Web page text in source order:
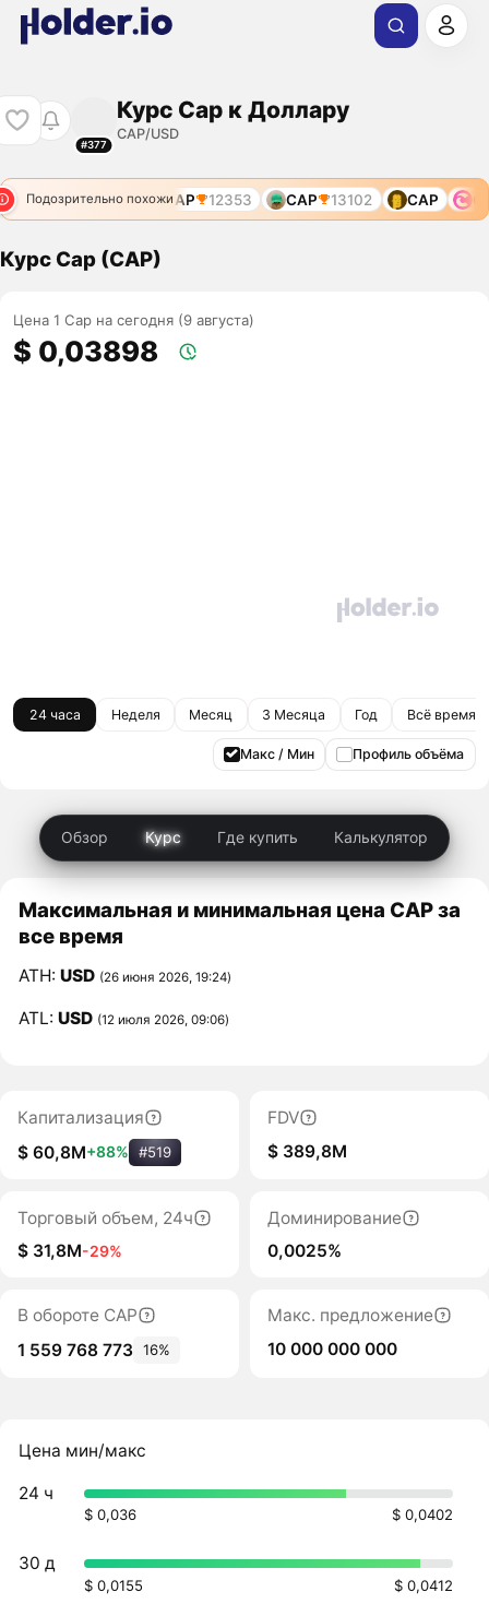
#377
Курс Cap к Доллару
CAP/USD
Подозрительно похожи
CAP 10813 CAP 12353 CAP 13102 CAP
Курс Cap (CAP)
Цена 1 Cap на сегодня (9 августа)
$ 0,03898
24 часа Неделя Месяц 3 Месяца Год Всё время
Макс / Мин Профиль объёма
Обзор Курс Где купить Калькулятор
Максимальная и минимальная цена CAP за
все время
ATH:USD (26 июня 2026, 19:24)
ATL:USD (12 июля 2026, 09:06)
Капитализация
$ 60,8M+88% #519
FDV
$ 389,8M
Торговый объем, 24ч
$ 31,8M-29%
Доминирование
0,0025%
В обороте CAP
1 559 768 773 16%
Макс. предложение
10 000 000 000
Цена мин/макс
24 ч
$ 0,036 $ 0,0402
30 д
$ 0,0155 $ 0,0412